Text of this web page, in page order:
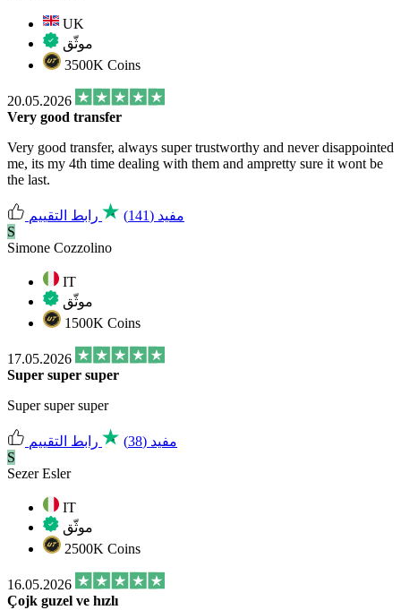
UK
موثّق
3500K Coins
20.05.2026
Very good transfer
Very good transfer, always super trustworthy and never disappointed
me, its my 4th time dealing with them and ampretty sure it wont be
the last.
مفيد (141)
رابط التقييم
S
Simone Cozzolino
IT
موثّق
1500K Coins
17.05.2026
Super super super
Super super super
مفيد (38)
رابط التقييم
S
Sezer Esler
IT
موثّق
2500K Coins
16.05.2026
Çojk guzel ve hızlı